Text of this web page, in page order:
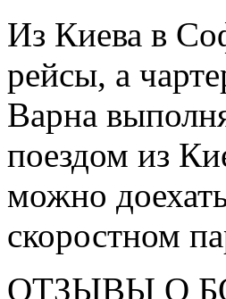
Из Киева в
рейсы, а
Варна
поездом из
можно
скоростном
ОТЗЫВЫ О